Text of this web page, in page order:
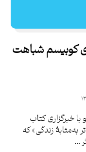
کوبیسم شباهت
خبرگزاری کتاب
به‌مثابۀ زندگی» که
...